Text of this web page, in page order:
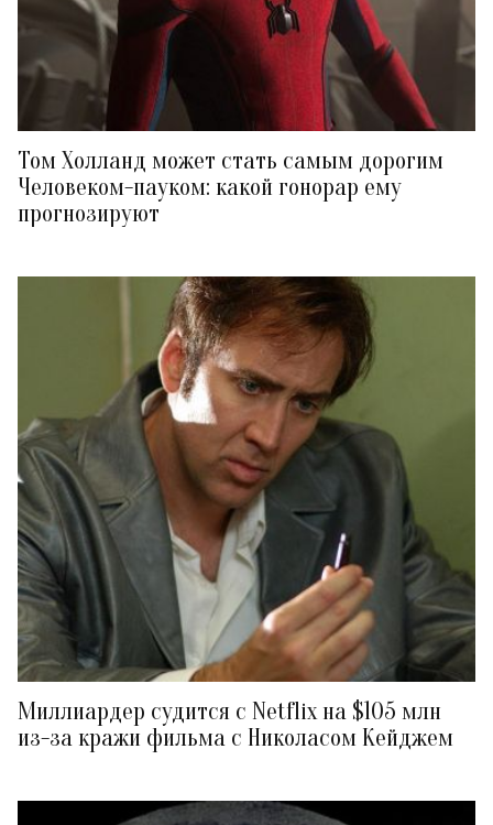
Том Холланд может стать самым дорогим
Человеком-пауком: какой гонорар ему
прогнозируют
Миллиардер судится с Netflix на $105 млн
из-за кражи фильма с Николасом Кейджем